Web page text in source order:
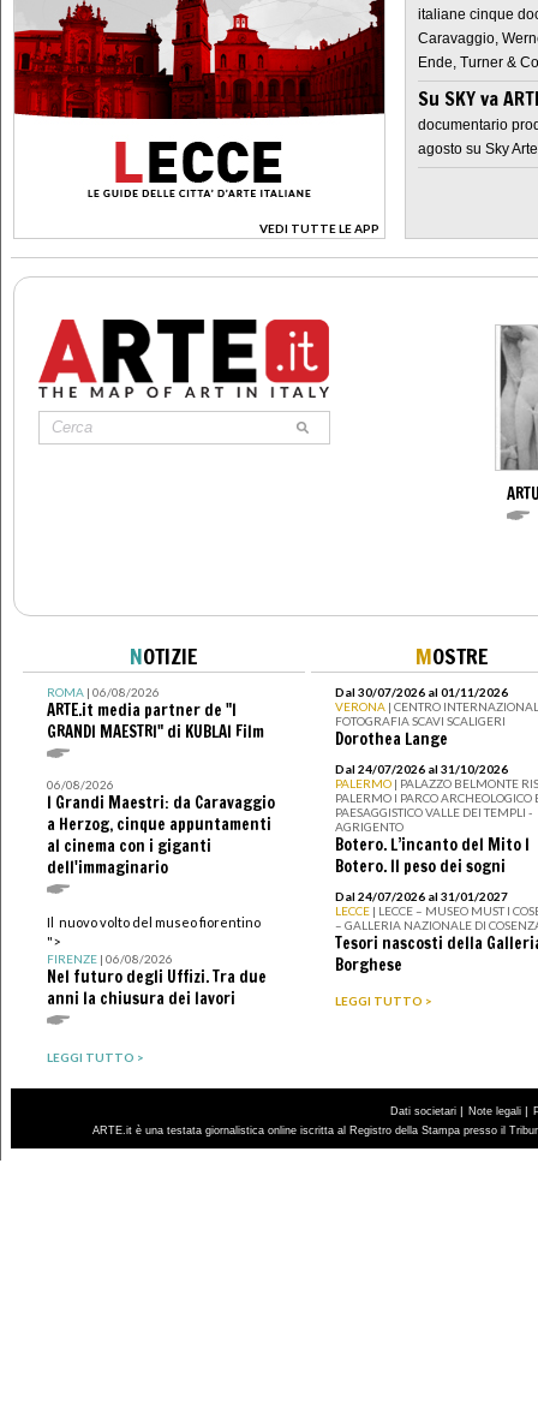
VEDI TUTTE LE APP
>
italiane cinque
Caravaggio,
Ende, Turner &
Su SKY va
documentario
agosto su Sky Arte
NOTIZIE
ROMA| 06/08/2026
ARTE.it media partner de "I
GRANDI MAESTRI" di KUBLAI Film
06/08/2026
I Grandi Maestri: da Caravaggio
a Herzog, cinque appuntamenti
al cinema con i giganti
dell'immaginario
Il nuovo volto del museo fiorentino
">
FIRENZE| 06/08/2026
Nel futuro degli Uffizi. Tra due
anni la chiusura dei lavori
LEGGI TUTTO >
MOSTRE
Dal 30/07/2026 al 01/11/2026
VERONA | CENTRO
FOTOGRAFIA SCAVI SCALIGERI
Dorothea Lange
Dal 24/07/2026 al 31/10/2026
PALERMO | PALAZZO BELMONTE
PALERMO I PARCO ARCHEOLOGICO
PAESAGGISTICO VALLE DEI TEMPLI -
AGRIGENTO
Botero. L’incanto del Mito I
Botero. Il peso dei sogni
Dal 24/07/2026 al 31/01/2027
LECCE | LECCE – MUSEO MUST I
– GALLERIA NAZIONALE DI
Tesori nascosti della
Borghese
LEGGI TUTTO >
Dati societari | Note legali |
ARTE.it è una testata giornalistica online iscritta al Registro della Stampa presso il